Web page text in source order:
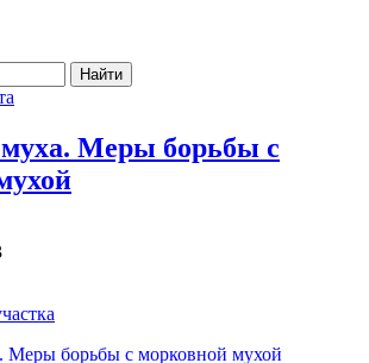
Найти
Меры борьбы с